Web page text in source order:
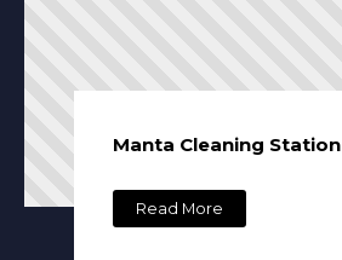
Manta Cleaning Station
Read More